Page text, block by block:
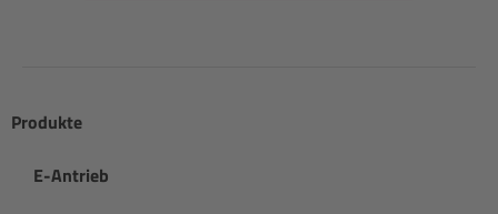
Produkte
E-Antrieb